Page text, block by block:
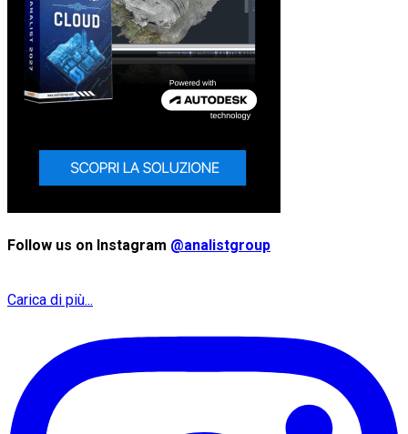
Follow us on Instagram @analistgroup
Carica di più...